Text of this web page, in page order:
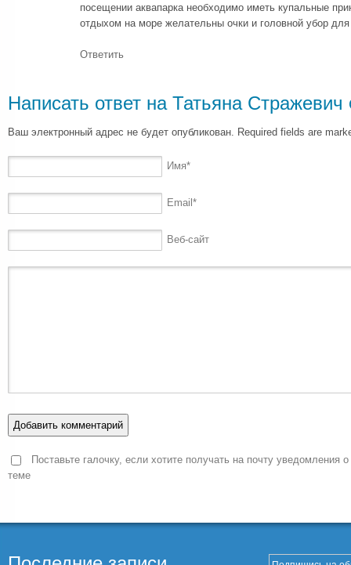
посещении аквапарка необходимо иметь купальные
отдыхом на море желательны очки и головной убор
Ответить
Написать ответ на Татьяна Стражевич
Ваш электронный адрес не будет опубликован. Required fields are
Имя*
Email *
Веб-сайт
Поставьте галочку, если хотите получать на почту уведомления
теме